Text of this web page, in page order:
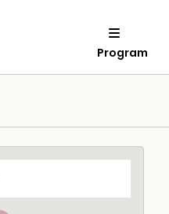
Program